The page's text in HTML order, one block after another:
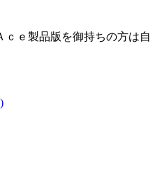
ｅ製品版を御持ちの方は自